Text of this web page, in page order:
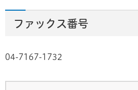
ファックス番号
04-7167-1732